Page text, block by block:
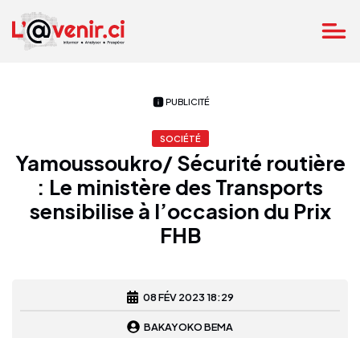
PUBLICITÉ
SOCIÉTÉ
Yamoussoukro/ Sécurité routière
: Le ministère des Transports
sensibilise à l’occasion du Prix
FHB
08 FÉV 2023 18:29
BAKAYOKO BEMA